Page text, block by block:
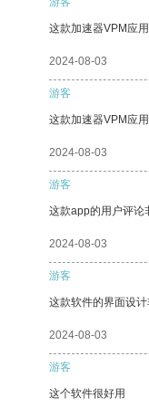
这款加速器VPM应
2024-08-03
游客
这款加速器VPM应
2024-08-03
游客
这款app的用户评论
2024-08-03
游客
这款软件的界面设计
2024-08-03
游客
这个软件很好用